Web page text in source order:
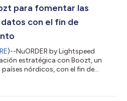
para fomentar las
con el fin de
)--NuORDER by Lightspeed
estratégica con Boozt, un
nórdicos, con el fin de
sustituye las hojas de